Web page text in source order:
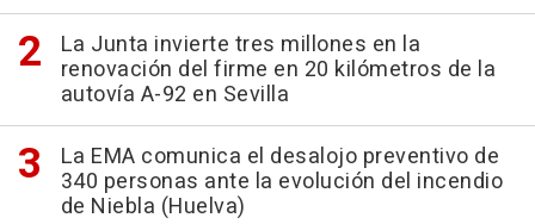
La Junta invierte tres millones en la
renovación del firme en 20 kilómetros de la
autovía A-92 en Sevilla
La EMA comunica el desalojo preventivo de
340 personas ante la evolución del incendio
de Niebla (Huelva)